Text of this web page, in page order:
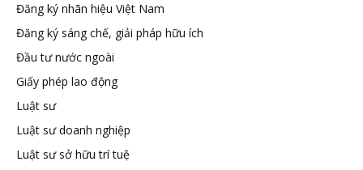
hữu
tuệ
Đăng ký nhãn hiệu Việt Nam
Đăng ký sáng chế, giải pháp hữu ích
Đầu tư nước ngoài
Giấy phép lao động
Luật sư
Luật sư doanh nghiệp
Luật sư sở hữu trí tuệ